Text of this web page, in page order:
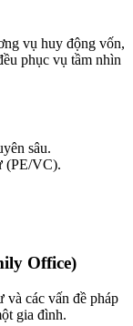
vụ huy động vốn,
phục vụ tầm nhìn
sâu.
(PE/VC).
Office)
và các vấn đề pháp
gia đình.